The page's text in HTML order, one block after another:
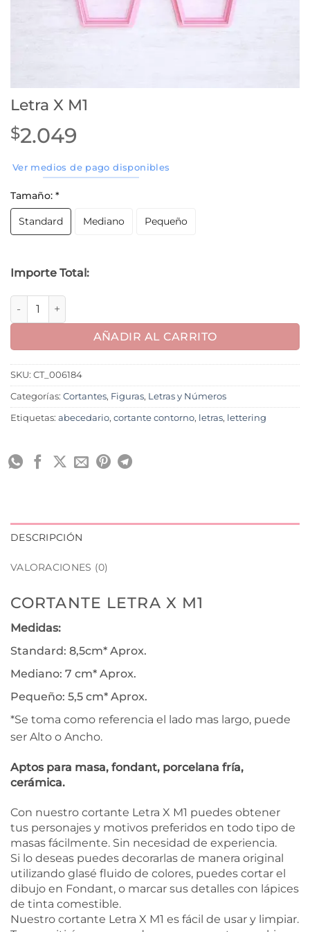
Letra X M1
$2.049
Ver medios de pago disponibles
Tamaño: *
Standard Mediano Pequeño
Importe Total:
Letra X M1 cantidad
AÑADIR AL CARRITO
SKU: CT_006184
Categorías: Cortantes, Figuras, Letras y Números
Etiquetas: abecedario, cortante contorno, letras, lettering
DESCRIPCIÓN
VALORACIONES (0)
CORTANTE LETRA X M1
Medidas:
Standard: 8,5cm* Aprox.
Mediano: 7 cm* Aprox.
Pequeño: 5,5 cm* Aprox.
*Se toma como referencia el lado mas largo, puede
ser Alto o Ancho.
Aptos para masa, fondant, porcelana fría,
cerámica.
Con nuestro cortante Letra X M1 puedes obtener
tus personajes y motivos preferidos en todo tipo de
masas fácilmente. Sin necesidad de experiencia.
Si lo deseas puedes decorarlas de manera original
utilizando glasé fluido de colores, puedes cortar el
dibujo en Fondant, o marcar sus detalles con lápices
de tinta comestible.
Nuestro cortante Letra X M1 es fácil de usar y limpiar.